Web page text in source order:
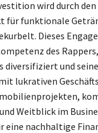
wird durch
für funktionale
Dieses
des
diversifiziert und
lukrativen
Weitblick im
eine nachhaltige